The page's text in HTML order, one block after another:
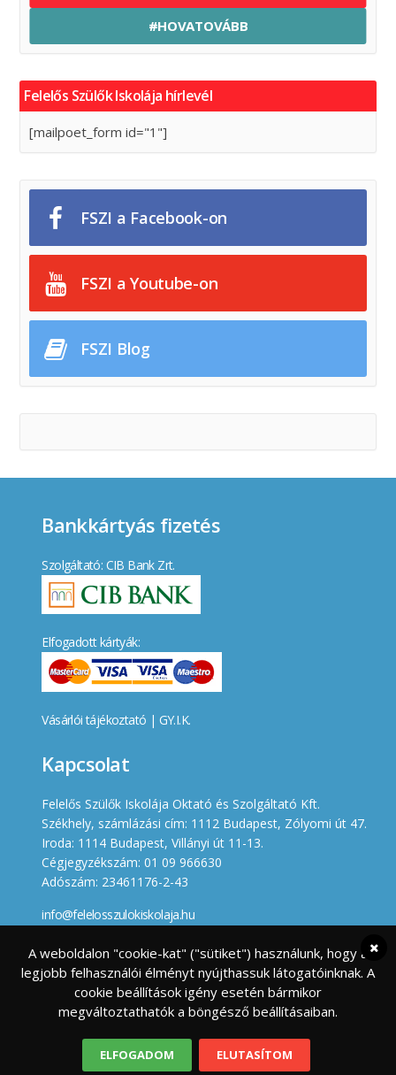
#HOVATOVÁBB
Felelős Szülők Iskolája hírlevél
[mailpoet_form id="1"]
FSZI a Facebook-on
FSZI a Youtube-on
FSZI Blog
Bankkártyás fizetés
Szolgáltató: CIB Bank Zrt.
Elfogadott kártyák:
Vásárlói tájékoztató | GY.I.K.
Kapcsolat
Felelős Szülők Iskolája Oktató és Szolgáltató Kft.
Székhely, számlázási cím: 1112 Budapest, Zólyomi út 47.
Iroda: 1114 Budapest, Villányi út 11-13.
Cégjegyzékszám: 01 09 966630
Adószám: 23461176-2-43
info@felelosszulokiskolaja.hu
A weboldalon "cookie-kat" ("sütiket") használunk, hogy a
legjobb felhasználói élményt nyújthassuk látogatóinknak. A
cookie beállítások igény esetén bármikor
megváltoztathatók a böngésző beállításaiban.
ELFOGADOM ELUTASÍTOM